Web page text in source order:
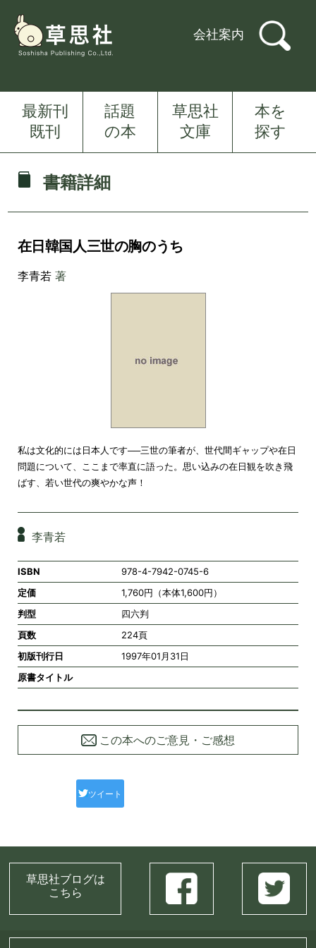
会社案内
最新刊
既刊
話題
の本
草思社
文庫
本を
探す
書籍詳細
在日韓国人三世の胸のうち
李青若著
私は文化的には日本人です──三世の筆者が、世代間ギャップや在日
問題について、ここまで率直に語った。思い込みの在日観を吹き飛
ばす、若い世代の爽やかな声！
李青若
ISBN
978-4-7942-0745-6
定価
1,760円（本体1,600円）
判型
四六判
頁数
224頁
初版刊行日
1997年01月31日
原書タイトル
この本へのご意見・ご感想
ツイート
草思社ブログは
こちら